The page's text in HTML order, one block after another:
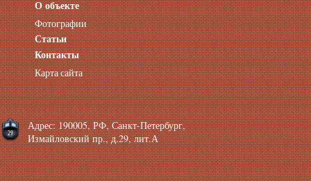
Помещения с отдельным входом
Небольшие офисы
Аренда офиса около метро
Снять помещение у метро
Аренда помещений у метро
Аренда помещений район Адмиралтейский
Аренда офиса Технологический институт
Аренда помещений Фрунзенская
О объекте
Фотографии
Статьи
Контакты
Карта сайта
Адрес: 190005, РФ, Санкт-Петербург,
Измайловский пр., д.29, лит.А